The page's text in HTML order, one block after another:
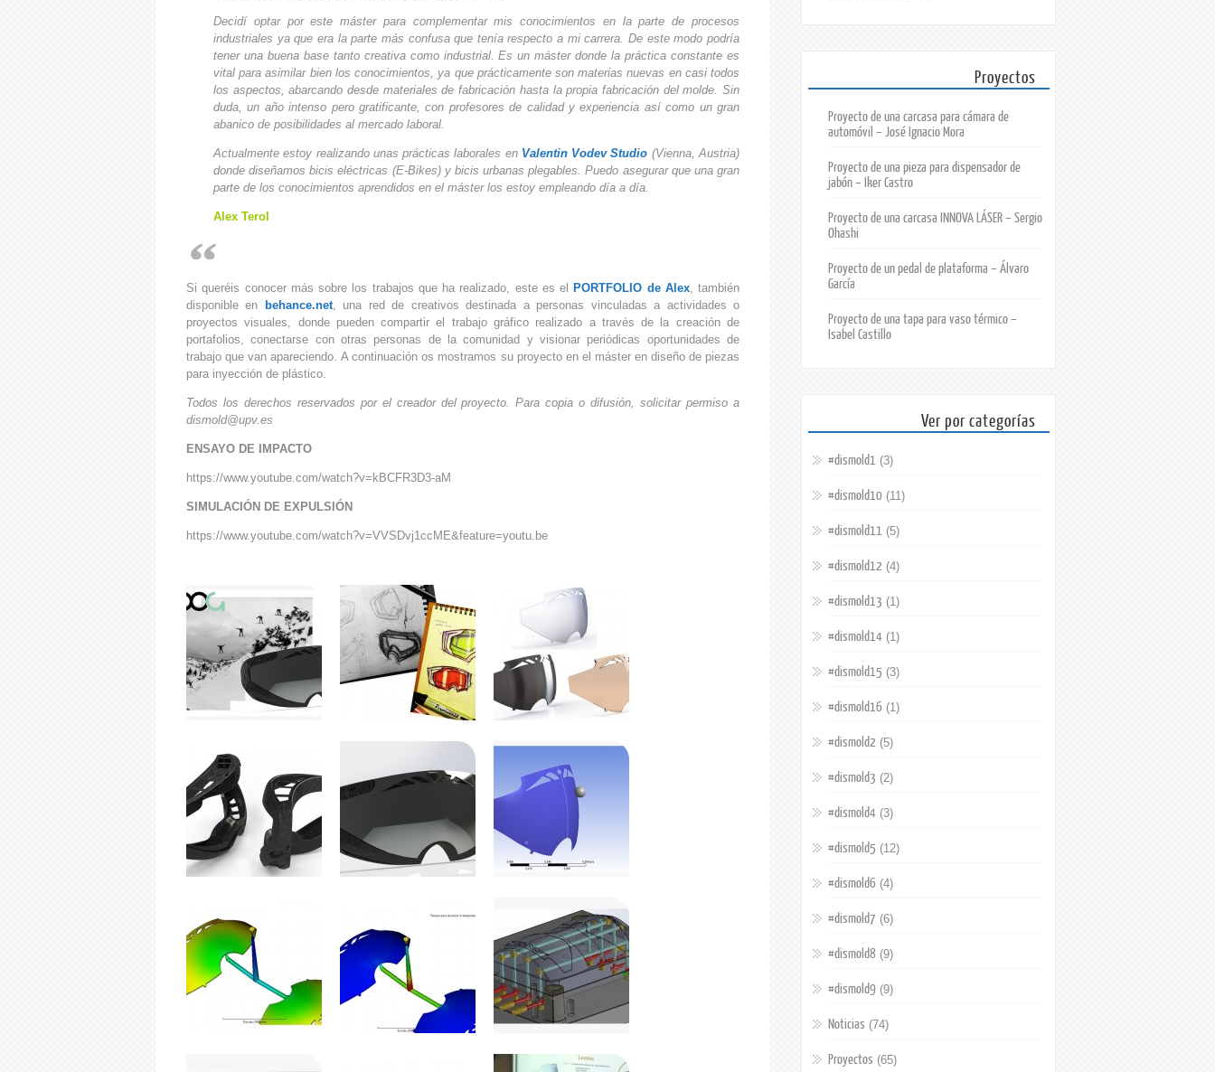
Decidí optar por este máster para complementar mis conocimientos en la parte de procesos
industriales ya que era la parte más confusa que tenía respecto a mi carrera. De este modo podría
tener una buena base tanto creativa como industrial. Es un máster donde la práctica constante es
vital para asimilar bien los conocimientos, ya que prácticamente son materias nuevas en casi todos
los aspectos, abarcando desde materiales de fabricación hasta la propia fabricación del molde. Sin
duda, un año intenso pero gratificante, con profesores de calidad y experiencia así como un gran
abanico de posibilidades al mercado laboral.
Actualmente estoy realizando unas prácticas laborales en Valentin Vodev Studio (Vienna, Austria)
donde diseñamos bicis eléctricas (E-Bikes) y bicis urbanas plegables. Puedo asegurar que una gran
parte de los conocimientos aprendidos en el máster los estoy empleando día a día.
Alex Terol
Si queréis conocer más sobre los trabajos que ha realizado, este es el PORTFOLIO de Alex, también
disponible en
behance.net, una red de creativos destinada a personas vinculadas a actividades o
proyectos visuales, donde pueden compartir el trabajo gráfico realizado a través de la creación de
portafolios, conectarse con otras personas de la comunidad y visionar periódicas oportunidades de
trabajo que van apareciendo. A continuación os mostramos su proyecto en el máster en diseño de piezas
para inyección de plástico.
Todos los derechos reservados por el creador del proyecto. Para copia o difusión, solicitar permiso a
dismold@upv.es
ENSAYO DE IMPACTO
https://www.youtube.com/watch?v=kBCFR3D3-aM
SIMULACIÓN DE EXPULSIÓN
https://www.youtube.com/watch?v=VVSDvj1ccME&feature=youtu.be
Proyectos
Proyecto de una carcasa para cámara de
automóvil – José Ignacio Mora
Proyecto de una pieza para dispensador de
jabón – Iker Castro
Proyecto de una carcasa INNOVA LÁSER – Sergio
Ohashi
Proyecto de un pedal de plataforma – Álvaro
García
Proyecto de una tapa para vaso térmico –
Isabel Castillo
Ver por categorías
#dismold1 (3)
#dismold10 (11)
#dismold11 (5)
#dismold12 (4)
#dismold13 (1)
#dismold14 (1)
#dismold15 (3)
#dismold16 (1)
#dismold2 (5)
#dismold3 (2)
#dismold4 (3)
#dismold5 (12)
#dismold6 (4)
#dismold7 (6)
#dismold8 (9)
#dismold9 (9)
Noticias (74)
Proyectos (65)